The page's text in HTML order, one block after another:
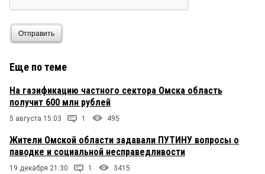
Отправить
Еще по теме
На газификацию частного сектора Омска область
получит 600 млн рублей
5 августа 15:03 1 495
Жители Омской области задавали ПУТИНУ вопросы о
паводке и социальной несправедливости
19 декабря 21:30 1 3415